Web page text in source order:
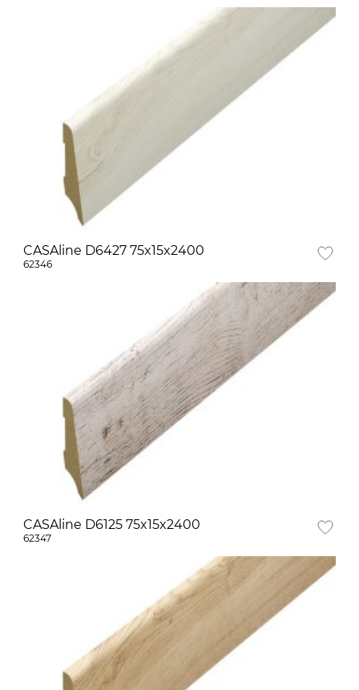
CASAline D6427 75x15x2400
62346
CASAline D6125 75x15x2400
62347